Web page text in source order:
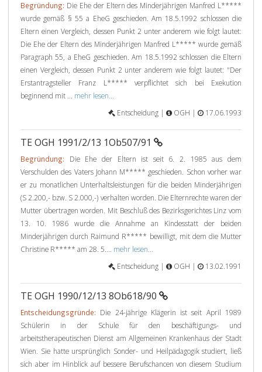
Begründung: Die Ehe der Eltern des Minderjährigen Manfred L*****
wurde gemäß § 55 a EheG geschieden. Am 18.5.1992 schlossen die
Eltern einen Vergleich, dessen Punkt 2 unter anderem wie folgt lautet:
Die Ehe der Eltern des Minderjährigen Manfred L***** wurde gemäß
Paragraph 55, a EheG geschieden. Am 18.5.1992 schlossen die Eltern
einen Vergleich, dessen Punkt 2 unter anderem wie folgt lautet: "Der
Erstantragsteller Franz L***** verpflichtet sich bei Exekution
beginnend mit ... mehr lesen...
Entscheidung |
OGH | 17.06.1993
TE OGH 1991/2/13 1Ob507/91
Begründung: Die Ehe der Eltern ist seit 6. 2. 1985 aus dem
Verschulden des Vaters Johann M***** geschieden. Schon vorher war
er zu monatlichen Unterhaltsleistungen für die beiden Minderjährigen
(S 2.200,- bzw. S 2.000,-) verhalten worden. Die Elternrechte waren der
Mutter übertragen worden. Mit Beschluß des Bezirksgerichtes Linz vom
13. 10. 1986 wurde die Annahme an Kindesstatt der beiden
Minderjährigen durch Raimund R***** bewilligt, mit dem die Mutter
Christine R***** am 28. 5.... mehr lesen...
Entscheidung |
OGH | 13.02.1991
TE OGH 1990/12/13 8Ob618/90
Entscheidungsgründe: Die 24-jährige Klägerin ist seit April 1989
Schülerin in der Schule für den beschäftigungs- und
arbeitstherapeutischen Dienst am Allgemeinen Krankenhaus der Stadt
Wien. Sie hatte ursprünglich Sonder- und Heilpädagogik studiert, ließ
sich aber im Hinblick auf bessere Berufschancen von diesem Studium